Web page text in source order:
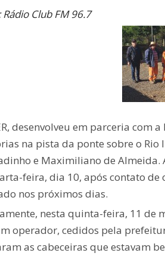
Club FM 96.7
desenvolveu em parceria
na pista da ponte sobre o Rio
e Maximiliano de Almeida.
feira, dia 10, após contato de
nos próximos dias.
nesta quinta-feira, 11 de
operador, cedidos pela
as cabeceiras que estavam